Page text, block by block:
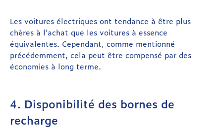
Les voitures électriques ont tendance à être plus
chères à l'achat que les voitures à essence
équivalentes. Cependant, comme mentionné
précédemment, cela peut être compensé par des
économies à long terme.
4. Disponibilité des bornes de
recharge